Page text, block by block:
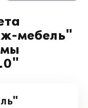
мебель"